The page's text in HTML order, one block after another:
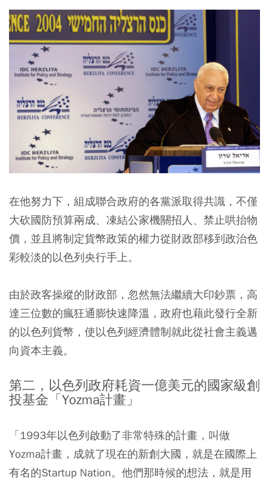
在他努力下，組成聯合政府的各黨派取得共識，不僅
大砍國防預算兩成、凍結公家機關招人、禁止哄抬物
價，並且將制定貨幣政策的權力從財政部移到政治色
彩較淡的以色列央行手上。
由於政客操縱的財政部，忽然無法繼續大印鈔票，高
達三位數的瘋狂通膨快速降溫，政府也藉此發行全新
的以色列貨幣，使以色列經濟體制就此從社會主義邁
向資本主義。
第二，以色列政府耗資一億美元的國家級創
投基金「Yozma計畫」
「1993年以色列啟動了非常特殊的計畫，叫做
Yozma計畫，成就了現在的新創大國，就是在國際上
有名的Startup Nation。他們那時候的想法，就是用